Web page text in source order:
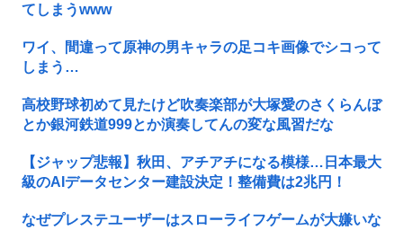
てしまうwww
ワイ、間違って原神の男キャラの足コキ画像でシコって
しまう…
高校野球初めて見たけど吹奏楽部が大塚愛のさくらんぼ
とか銀河鉄道999とか演奏してんの変な風習だな
【ジャップ悲報】秋田、アチアチになる模様…日本最大
級のAIデータセンター建設決定！整備費は2兆円！
なぜプレステユーザーはスローライフゲームが大嫌いな